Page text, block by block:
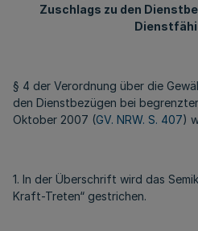
Zuschlags zu den
§ 4 der Verordnung über die
den Dienstbezügen bei
Oktober 2007 (GV. NRW. S. 407)
1. In der Überschrift wird das
Kraft-Treten“ gestrichen.